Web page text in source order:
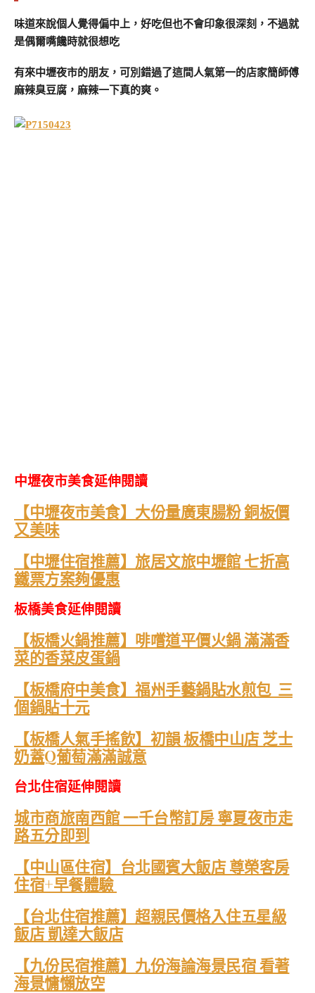
味道來說個人覺得偏中上，好吃但也不會印象很深刻，不過就
是偶爾嘴饞時就很想吃
有來中壢夜市的朋友，可別錯過了這間人氣第一的店家簡師傅
麻辣臭豆腐，麻辣一下真的爽。
中壢夜市美食延伸閱讀
【中壢夜市美食】大份量廣東腸粉 銅板價
又美味
【中壢住宿推薦】旅居文旅中壢館 七折高
鐵票方案夠優惠
板橋美食延伸閱讀
【板橋火鍋推薦】啡嚐道平價火鍋 滿滿香
菜的香菜皮蛋鍋
【板橋府中美食】福州手藝鍋貼水煎包 三
個鍋貼十元
【板橋人氣手搖飲】初韻 板橋中山店 芝士
奶蓋Q葡萄滿滿誠意
台北住宿延伸閱讀
城市商旅南西館 一千台幣訂房 寧夏夜市走
路五分即到
【中山區住宿】台北國賓大飯店 尊榮客房
住宿+早餐體驗
【台北住宿推薦】超親民價格入住五星級
飯店 凱達大飯店
【九份民宿推薦】九份海論海景民宿 看著
海景慵懶放空